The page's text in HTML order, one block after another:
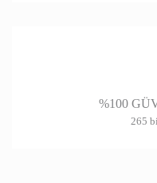
%100
265